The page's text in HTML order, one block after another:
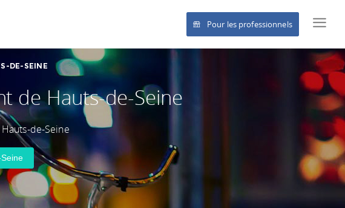
Pour les professionnels
DE-SEINE
de Hauts-de-Seine
de-Seine